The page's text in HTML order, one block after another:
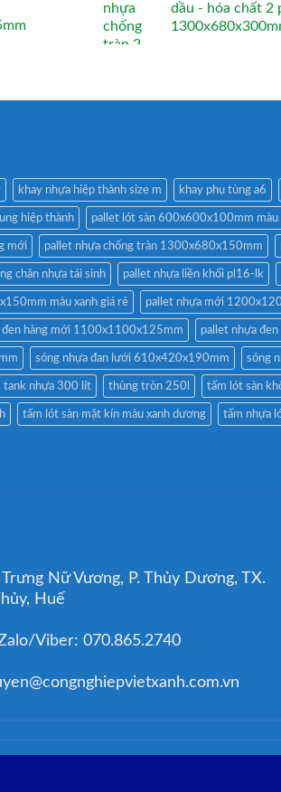
dầu - hóa chất 2
khay nhựa hiệp thành size m khay phụ tùng a6
hiệp thành pallet lót sàn 600x600x100mm màu
mới pallet nhựa chống tràn 1300x680x150mm
chân nhựa tái sinh pallet nhựa liền khối pl16-lk
màu xanh giá rẻ pallet nhựa mới
đen hàng mới 1100x1100x125mm pallet nhựa
sóng nhựa đan lưới 610x420x190mm sóng
tank nhựa 300 lít thùng tròn 250l tấm lót sàn
tấm lót sàn mặt kín màu xanh dương tấm nhựa
Nữ Vương, P. Thủy Dương, TX.
Huế
Viber: 070.865.2740